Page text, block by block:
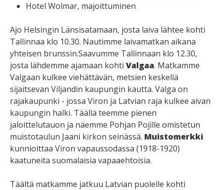
Hotel Wolmar, majoittuminen
Ajo Helsingin Länsisatamaan, josta laiva lähtee kohti
Tallinnaa klo 10.30. Nautimme laivamatkan aikana
yhteisen brunssin.Saavumme Tallinnaan klo 12.30,
josta lähdemme ajamaan kohti Valgaa. Matkamme
Valgaan kulkee viehättävän, metsien keskellä
sijaitsevan Viljandin kaupungin kautta. Valga on
rajakaupunki - jossa Viron ja Latvian raja kulkee aivan
kaupungin halki. Täällä teemme pienen
jaloittelutauon ja näemme Pohjan Pojille omistetun
muistotaulun Jaani kirkon seinässä. Muistomerkki
kunnioittaa Viron vapaussodassa (1918-1920)
kaatuneita suomalaisia vapaaehtoisia.
Täältä matkamme jatkuu Latvian puolelle kohti